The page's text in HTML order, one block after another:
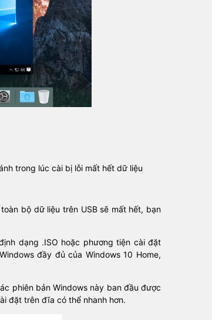
trong lúc cài bị lỗi mất hết dữ liệu
bộ dữ liệu trên USB sẽ mất hết, bạn
dạng .ISO hoặc phương tiện cài đặt
đầy đủ của Windows 10 Home,
phiên bản Windows này ban đầu được
đặt trên đĩa có thể nhanh hơn.